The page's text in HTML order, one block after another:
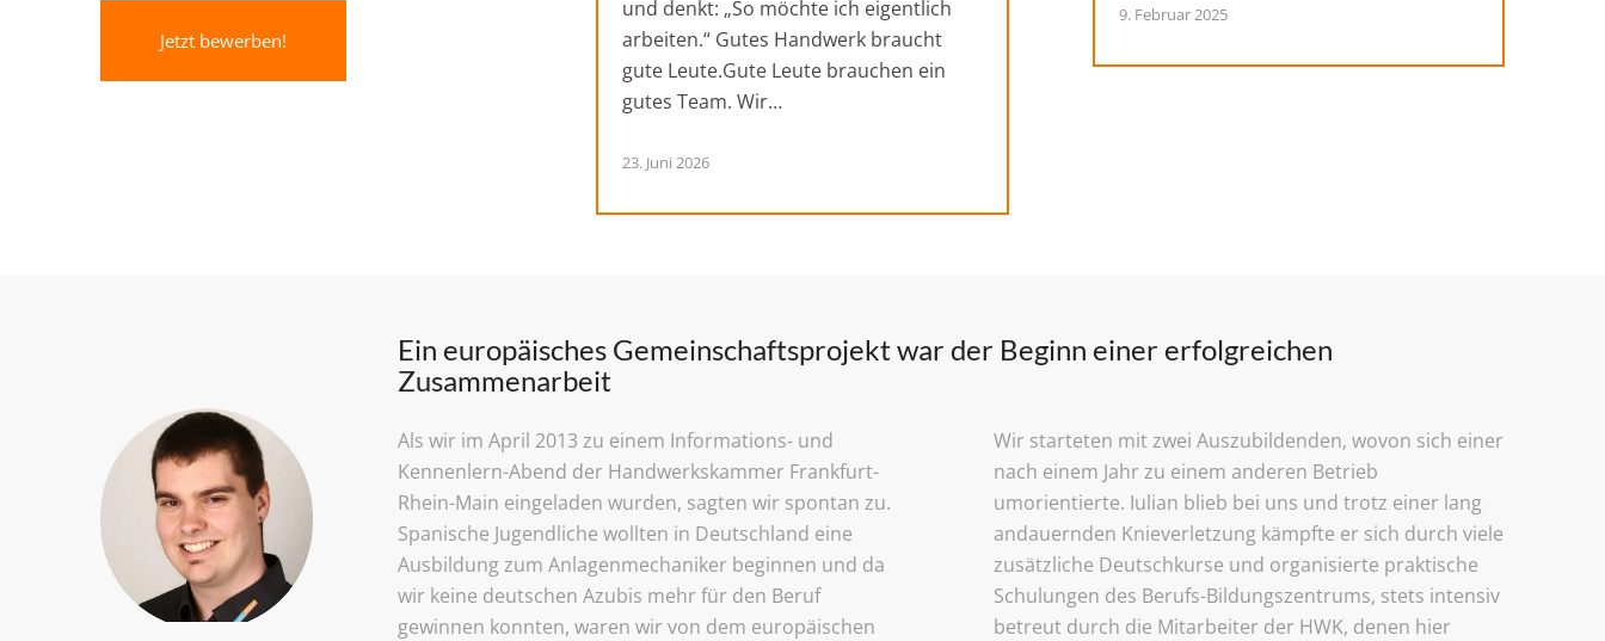
Jetzt bewerben!
und denkt: „So möchte ich eigentlich
arbeiten.“ Gutes Handwerk braucht
gute Leute.Gute Leute brauchen ein
gutes Team. Wir…
23. Juni 2026
9. Februar 2025
Ein europäisches Gemeinschaftsprojekt war der Beginn einer erfolgreichen
Zusammenarbeit
Als wir im April 2013 zu einem Informations- und
Kennenlern-Abend der Handwerkskammer Frankfurt-
Rhein-Main eingeladen wurden, sagten wir spontan zu.
Spanische Jugendliche wollten in Deutschland eine
Ausbildung zum Anlagenmechaniker beginnen und da
wir keine deutschen Azubis mehr für den Beruf
gewinnen konnten, waren wir von dem europäischen
Wir starteten mit zwei Auszubildenden, wovon sich einer
nach einem Jahr zu einem anderen Betrieb
umorientierte. Iulian blieb bei uns und trotz einer lang
andauernden Knieverletzung kämpfte er sich durch viele
zusätzliche Deutschkurse und organisierte praktische
Schulungen des Berufs-Bildungszentrums, stets intensiv
betreut durch die Mitarbeiter der HWK, denen hier